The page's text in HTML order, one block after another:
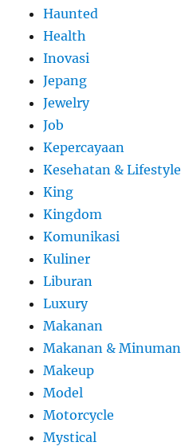
Haunted
Health
Inovasi
Jepang
Jewelry
Job
Kepercayaan
Kesehatan & Lifestyle
King
Kingdom
Komunikasi
Kuliner
Liburan
Luxury
Makanan
Makanan & Minuman
Makeup
Model
Motorcycle
Mystical